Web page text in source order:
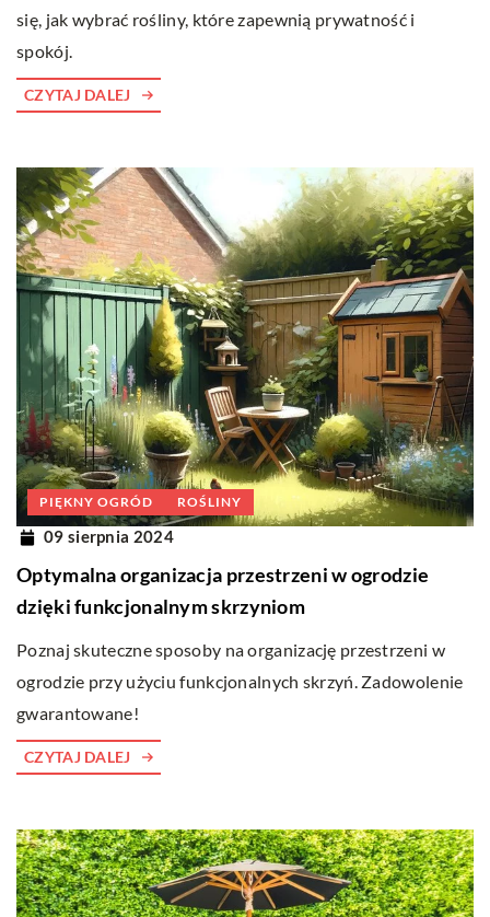
się, jak wybrać rośliny, które zapewnią prywatność i
spokój.
CZYTAJ DALEJ
PIĘKNY OGRÓD ROŚLINY
09 sierpnia 2024
Optymalna organizacja przestrzeni w ogrodzie
dzięki funkcjonalnym skrzyniom
Poznaj skuteczne sposoby na organizację przestrzeni w
ogrodzie przy użyciu funkcjonalnych skrzyń. Zadowolenie
gwarantowane!
CZYTAJ DALEJ